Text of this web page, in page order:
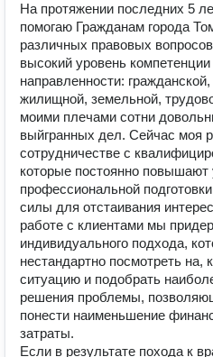
На протяжении последних 5
помогаю Гражданам города
различных правовых
высокий уровень
направленности:
жилищной, земельной,
моими плечами сотни
выйгранных дел. Сейчас моя
сотрудничестве с
которые постоянно повышают
профессиональной
силы для отстаивания
работе с клиентами мы
индивидуального подхода,
нестандартно посмотреть на,
ситуацию и подобрать
решения проблемы,
понести наименьшение
затраты.
Если в результате похода к